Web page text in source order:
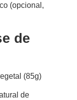
(opcional,
de
(85g)
de